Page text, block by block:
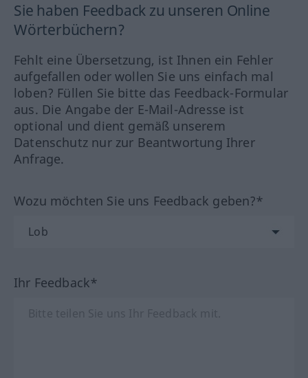
Sie haben Feedback zu unseren Online
Wörterbüchern?
Fehlt eine Übersetzung, ist Ihnen ein Fehler
aufgefallen oder wollen Sie uns einfach mal
loben? Füllen Sie bitte das Feedback-Formular
aus. Die Angabe der E-Mail-Adresse ist
optional und dient gemäß unserem
Datenschutz nur zur Beantwortung Ihrer
Anfrage.
Wozu möchten Sie uns Feedback geben?*
Ihr Feedback*